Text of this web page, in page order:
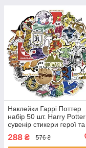
Наклейки Гаррі Поттер
набір 50 шт. Harry Potter
сувенір стикери герої та
подарунок фанатам
288 ₴ 576 ₴